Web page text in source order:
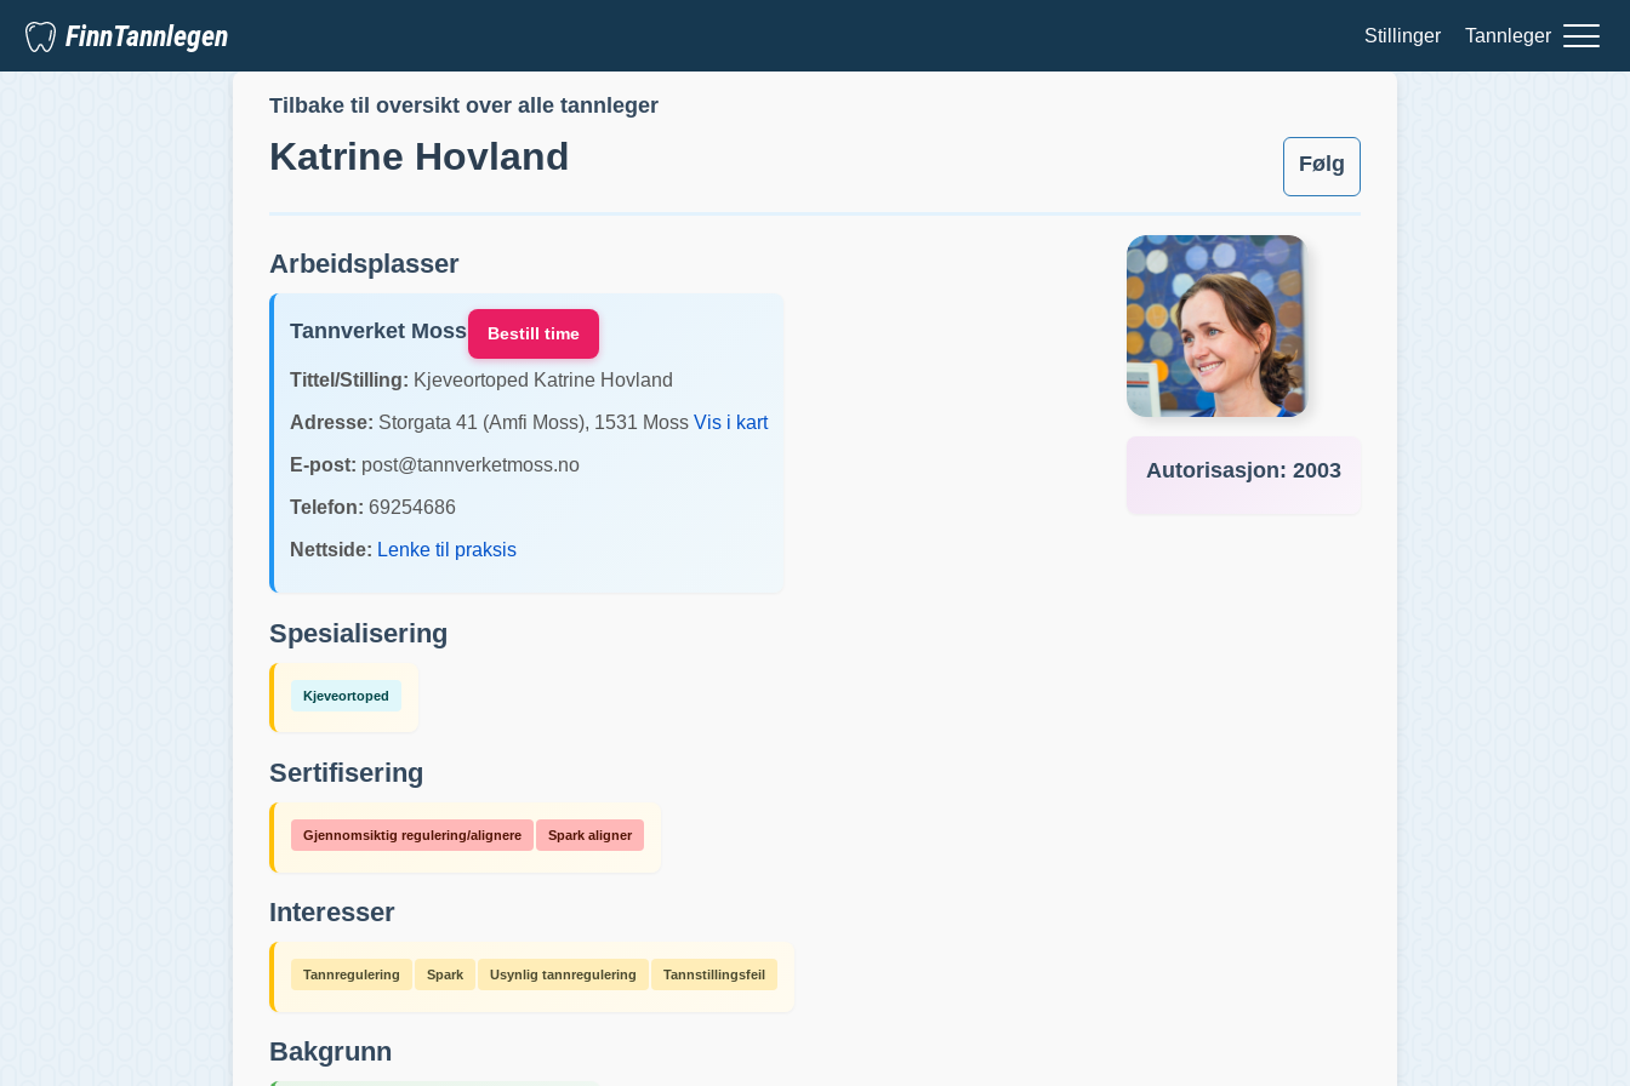
FinnTannlegen Stillinger Tannleger
Tilbake til oversikt over alle tannleger
Katrine Hovland Følg
Arbeidsplasser
Tannverket Moss Bestill time
Tittel/Stilling: Kjeveortoped Katrine Hovland
Adresse: Storgata 41 (Amfi Moss), 1531 Moss Vis i kart
E-post: post@tannverketmoss.no
Telefon: 69254686
Nettside: Lenke til praksis
Spesialisering
Kjeveortoped
Sertifisering
Gjennomsiktig regulering/alignere Spark aligner
Interesser
Tannregulering Spark Usynlig tannregulering Tannstillingsfeil
Bakgrunn
Autorisasjon: 2003